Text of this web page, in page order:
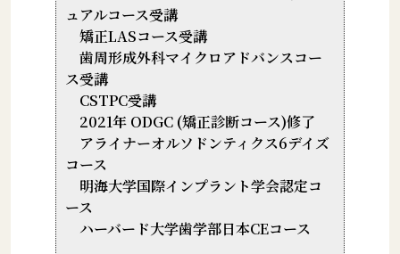
ュアルコース受講
矯正LASコース受講
歯周形成外科マイクロアドバンスコー
ス受講
CSTPC受講
2021年 ODGC (矯正診断コース)修了
アライナーオルソドンティクス6デイズ
コース
明海大学国際インプラント学会認定コ
ース
ハーバード大学歯学部日本CEコース